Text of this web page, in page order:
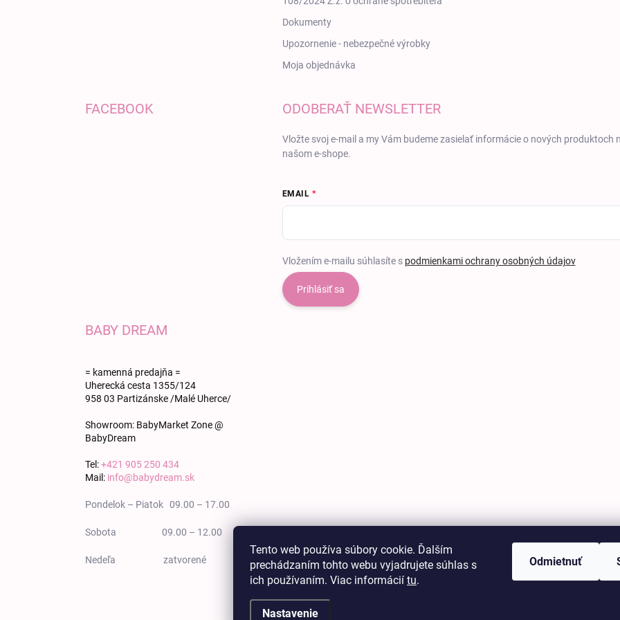
Tento web používa súbory cookie. Ďalším
prechádzaním tohto webu vyjadrujete súhlas s
ich používaním. Viac informácií tu.
Nastavenie
Odmietnuť
Dokumenty
Upozornenie - nebezpečné výrobky
Moja objednávka
FACEBOOK ODOBERAŤ NEWSLETTER
Vložte svoj e-mail a my Vám budeme zasielať informácie o nových produktoch
našom e-shope.
EMAIL
Vložením e-mailu súhlasíte s podmienkami ochrany osobných údajov
Prihlásiť sa
BABY DREAM
= kamenná predajňa =
Uherecká cesta 1355/124
958 03 Partizánske /Malé Uherce/
Showroom: BabyMarket Zone @
BabyDream
Tel:+421 905 250 434
Mail: info@babydream.sk
Pondelok – Piatok 09.00 – 17.00
Sobota 09.00 – 12.00
Nedeľa zatvorené